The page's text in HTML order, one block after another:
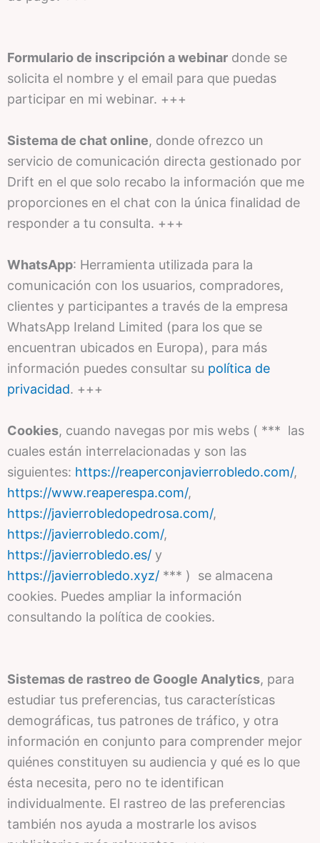
Formulario de inscripción a webinar donde se
solicita el nombre y el email para que puedas
participar en mi webinar. +++
Sistema de chat online, donde ofrezco un
servicio de comunicación directa gestionado por
Drift en el que solo recabo la información que me
proporciones en el chat con la única finalidad de
responder a tu consulta. +++
WhatsApp: Herramienta utilizada para la
comunicación con los usuarios, compradores,
clientes y participantes a través de la empresa
WhatsApp Ireland Limited (para los que se
encuentran ubicados en Europa), para más
información puedes consultar su política de
privacidad. +++
Cookies, cuando navegas por mis webs ( *** las
cuales están interrelacionadas y son las
siguientes: https://reaperconjavierrobledo.com/,
https://www.reaperespa.com/,
https://javierrobledopedrosa.com/,
https://javierrobledo.com/,
https://javierrobledo.es/ y
https://javierrobledo.xyz/ *** ) se almacena
cookies. Puedes ampliar la información
consultando la política de cookies.
Sistemas de rastreo de Google Analytics, para
estudiar tus preferencias, tus características
demográficas, tus patrones de tráfico, y otra
información en conjunto para comprender mejor
quiénes constituyen su audiencia y qué es lo que
ésta necesita, pero no te identifican
individualmente. El rastreo de las preferencias
también nos ayuda a mostrarle los avisos